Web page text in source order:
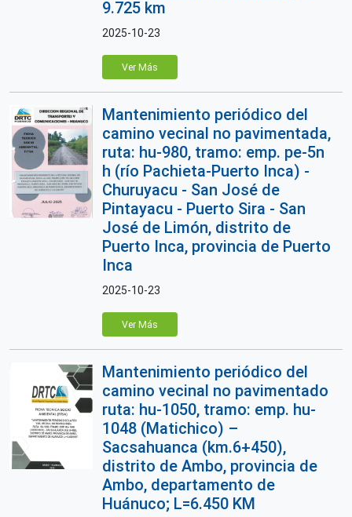
9.725 km
2025-10-23
Ver Más
Mantenimiento periódico del
camino vecinal no pavimentada,
ruta: hu-980, tramo: emp. pe-5n
h (río Pachieta-Puerto Inca) -
Churuyacu - San José de
Pintayacu - Puerto Sira - San
José de Limón, distrito de
Puerto Inca, provincia de Puerto
Inca
2025-10-23
Ver Más
Mantenimiento periódico del
camino vecinal no pavimentado
ruta: hu-1050, tramo: emp. hu-
1048 (Matichico) –
Sacsahuanca (km.6+450),
distrito de Ambo, provincia de
Ambo, departamento de
Huánuco; L=6.450 KM